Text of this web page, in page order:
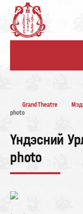
Grand Theatre
photo
Үндэсний
photo